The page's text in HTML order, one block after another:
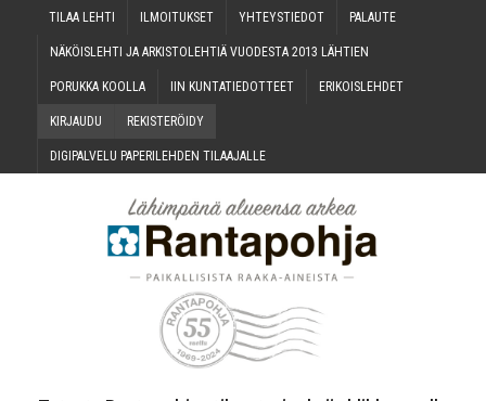
TILAA LEH­TI ILMOI­TUK­SET YHTEYS­TIE­DOT PALAU­TE
NÄKÖIS­LEH­TI JA ARKIS­TO­LEH­TIÄ VUO­DES­TA 2013 LÄHTIEN
PORUK­KA KOOLLA IIN KUN­TA­TIE­DOT­TEET ERI­KOIS­LEH­DET
KIR­JAU­DU REKIS­TE­RÖI­DY
DIGI­PAL­VE­LU PAPE­RI­LEH­DEN TILAAJALLE